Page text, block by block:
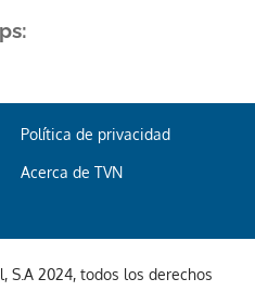
Política de privacidad
Acerca de TVN
S.A 2024, todos los derechos